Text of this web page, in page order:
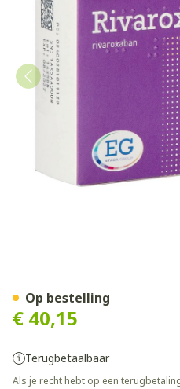
€ 40,15
Terugbetaalbaar
Als je recht hebt op een
Op bestelling